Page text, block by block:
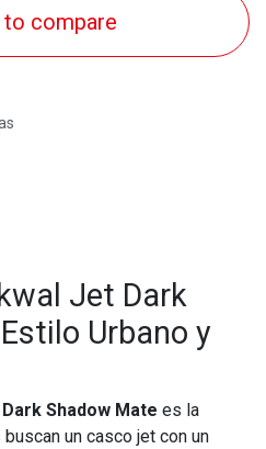
to compare
Jet Dark
Urbano y
Shadow Mate es la
un casco jet con un